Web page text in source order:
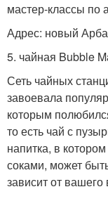
мастер-классы по
Адрес: новый
5. чайная Bubble
Сеть чайных
завоевала
которым
то есть чай с
напитка, в
соками, может
зависит от вашего